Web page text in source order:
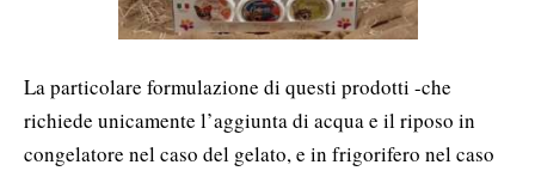
La particolare formulazione di questi prodotti -che
richiede unicamente l’aggiunta di acqua e il riposo in
congelatore nel caso del gelato, e in frigorifero nel caso